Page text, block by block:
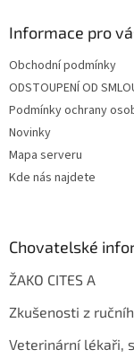
Informace pro
Obchodní podmínky
ODSTOUPENÍ OD
Podmínky ochrany
Novinky
Mapa serveru
Kde nás najdete
Chovatelské
ŽAKO CITES A
Zkušenosti z
Veterinární lékaři,